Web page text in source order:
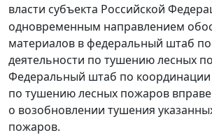
власти субъекта Российской
одновременным направлением
материалов в федеральный штаб
деятельности по тушению лесных
Федеральный штаб по координации
по тушению лесных пожаров вправе
о возобновлении тушения
пожаров.